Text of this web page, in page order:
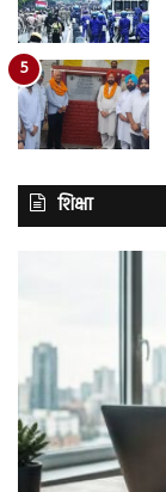
शिक्षा